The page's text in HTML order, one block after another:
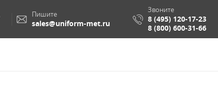
Пишите
sales@uniform-met.ru
Звоните
8 (495) 120-17-23
8 (800) 600-31-66